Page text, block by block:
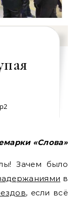
«Слова»
Зачем было
в
, если всё